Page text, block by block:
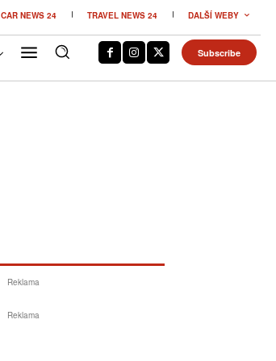
CAR NEWS 24 TRAVEL NEWS 24 DALŠÍ WEBY
Subscribe
Reklama
Reklama